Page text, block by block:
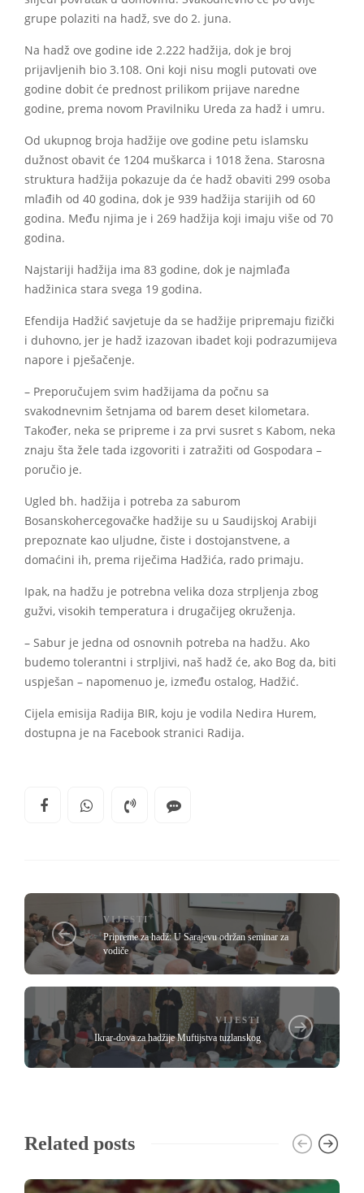
grupe polaziti na hadž, sve do 2. juna.
Na hadž ove godine ide 2.222 hadžija, dok je broj
prijavljenih bio 3.108. Oni koji nisu mogli putovati ove
godine dobit će prednost prilikom prijave naredne
godine, prema novom Pravilniku Ureda za hadž i umru.
Od ukupnog broja hadžije ove godine petu islamsku
dužnost obavit će 1204 muškarca i 1018 žena. Starosna
struktura hadžija pokazuje da će hadž obaviti 299 osoba
mlađih od 40 godina, dok je 939 hadžija starijih od 60
godina. Među njima je i 269 hadžija koji imaju više od 70
godina.
Najstariji hadžija ima 83 godine, dok je najmlađa
hadžinica stara svega 19 godina.
Efendija Hadžić savjetuje da se hadžije pripremaju fizički
i duhovno, jer je hadž izazovan ibadet koji podrazumijeva
napore i pješačenje.
– Preporučujem svim hadžijama da počnu sa
svakodnevnim šetnjama od barem deset kilometara.
Također, neka se pripreme i za prvi susret s Kabom, neka
znaju šta žele tada izgovoriti i zatražiti od Gospodara –
poručio je.
Ugled bh. hadžija i potreba za saburom
Bosanskohercegovačke hadžije su u Saudijskoj Arabiji
prepoznate kao uljudne, čiste i dostojanstvene, a
domaćini ih, prema riječima Hadžića, rado primaju.
Ipak, na hadžu je potrebna velika doza strpljenja zbog
gužvi, visokih temperatura i drugačijeg okruženja.
– Sabur je jedna od osnovnih potreba na hadžu. Ako
budemo tolerantni i strpljivi, naš hadž će, ako Bog da, biti
uspješan – napomenuo je, između ostalog, Hadžić.
Cijela emisija Radija BIR, koju je vodila Nedira Hurem,
dostupna je na Facebook stranici Radija.
VIJESTI
Pripreme za hadž: U Sarajevu održan seminar za
vodiče
VIJESTI
Ikrar-dova za hadžije Muftijstva tuzlanskog
Related posts